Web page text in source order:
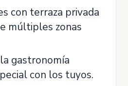
con terraza privada
múltiples zonas
gastronomía
con los tuyos.